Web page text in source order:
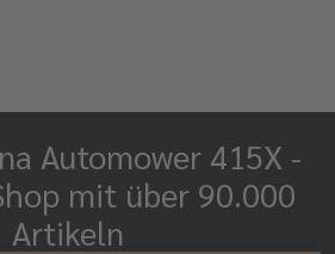
Automower 415X -
mit über 90.000
Artikeln